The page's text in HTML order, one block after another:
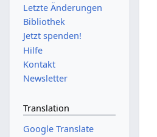
Letzte Änderungen
Bibliothek
Jetzt spenden!
Hilfe
Kontakt
Newsletter
Translation
Google Translate